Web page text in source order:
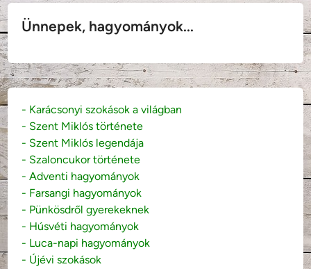
Ünnepek, hagyományok...
- Karácsonyi szokások a világban
- Szent Miklós története
- Szent Miklós legendája
- Szaloncukor története
- Adventi hagyományok
- Farsangi hagyományok
- Pünkösdről gyerekeknek
- Húsvéti hagyományok
- Luca-napi hagyományok
- Újévi szokások